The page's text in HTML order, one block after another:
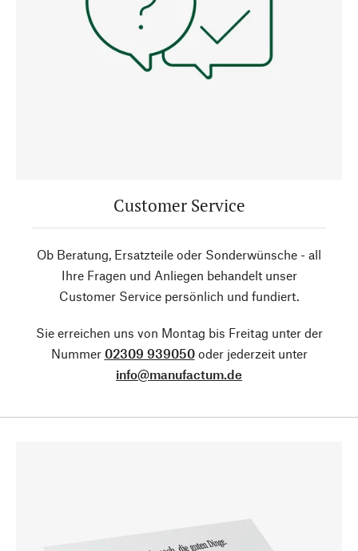
Customer Service
Ob Beratung, Ersatzteile oder Sonderwünsche - all
Ihre Fragen und Anliegen behandelt unser
Customer Service persönlich und fundiert.
Sie erreichen uns von Montag bis Freitag unter der
Nummer 02309 939050oder jederzeit unter
info@manufactum.de